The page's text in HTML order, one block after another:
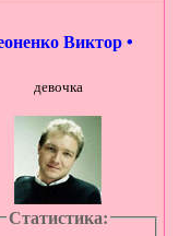
Виктор•
девочка
Статистика: